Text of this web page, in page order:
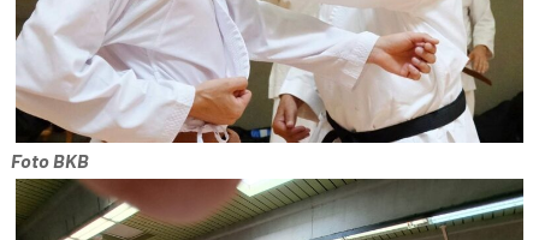
Foto BKB